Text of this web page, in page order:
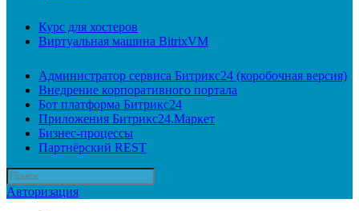
Курс для хостеров
Виртуальная машина BitrixVM
Администратор сервиса Битрикс24 (коробочная версия)
Внедрение корпоративного портала
Бот платформа Битрикс24
Приложения Битрикс24.Маркет
Бизнес-процессы
Партнёрский REST
Авторизация